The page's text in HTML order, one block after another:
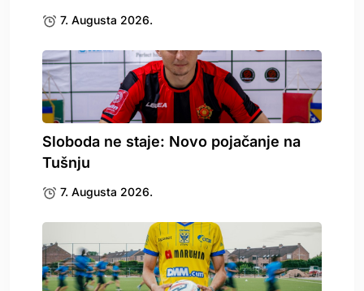
7. Augusta 2026.
Sloboda ne staje: Novo pojačanje na
Tušnju
7. Augusta 2026.